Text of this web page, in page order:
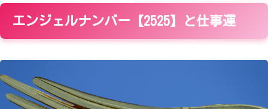
エンジェルナンバー【2525】と仕事運